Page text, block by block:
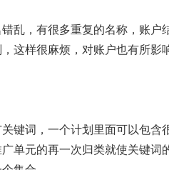
乱，有很多重复的名称，账
这样很麻烦，对账户也有所影
键词，一个计划里面可以包
单元的再一次归类就使关键